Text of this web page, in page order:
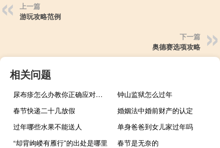
上一篇
游玩攻略范例
下一篇
奥德赛选项攻略
相关问题
尿布疹怎么办教你正确应对与护理（尿布疹怎么办）
钟山监狱怎么过年
春节快递二十几放假
婚姻法中婚前财产的认定
过年哪些水果不能送人
单身爸爸到女儿家过年吗
“却背岣嵝有雁行”的出处是哪里
春节是无奈的